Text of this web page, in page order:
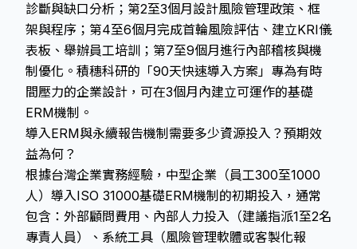
診斷與缺口分析；第2至3個月設計風險管理政策、框
架與程序；第4至6個月完成首輪風險評估、建立KRI儀
表板、舉辦員工培訓；第7至9個月進行內部稽核與機
制優化。積穗科研的「90天快速導入方案」專為有時
間壓力的企業設計，可在3個月內建立可運作的基礎
ERM機制。
導入ERM與永續報告機制需要多少資源投入？預期效
益為何？
根據台灣企業實務經驗，中型企業（員工300至1000
人）導入ISO 31000基礎ERM機制的初期投入，通常
包含：外部顧問費用、內部人力投入（建議指派1至2名
專責人員）、系統工具（風險管理軟體或客製化報